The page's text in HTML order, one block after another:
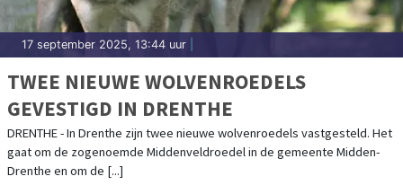
17 september 2025, 13:44 uur
TWEE NIEUWE WOLVENROEDELS
GEVESTIGD IN DRENTHE
DRENTHE - In Drenthe zijn twee nieuwe wolvenroedels vastgesteld. Het
gaat om de zogenoemde Middenveldroedel in de gemeente Midden-
Drenthe en om de [...]